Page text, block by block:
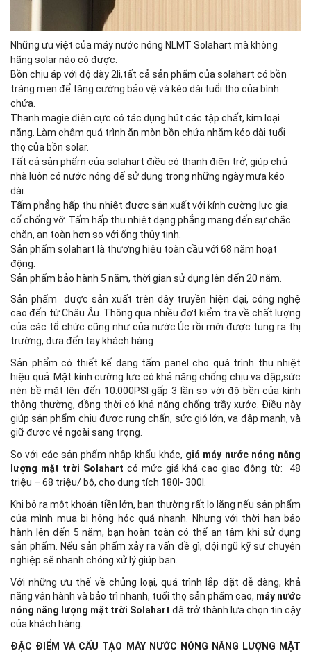
Những ưu việt của máy nước nóng NLMT Solahart mà không
hãng solar nào có được.
Bồn chịu áp với độ dày 2li,tất cả sản phẩm của solahart có bồn
tráng men để tăng cường bảo vệ và kéo dài tuổi thọ của bình
chứa.
Thanh magie điện cực có tác dụng hút các tập chất, kim loại
nặng. Làm chậm quá trình ăn mòn bồn chứa nhằm kéo dài tuổi
thọ của bồn solar.
Tất cả sản phẩm của solahart điều có thanh điện trở, giúp chủ
nhà luôn có nước nóng để sử dụng trong những ngày mưa kéo
dài.
Tấm phẳng hấp thu nhiệt được sản xuất với kính cường lực gia
cố chống vỡ. Tấm hấp thu nhiệt dạng phẳng mang đến sự chắc
chắn, an toàn hơn so với ống thủy tinh.
Sản phẩm solahart là thương hiệu toàn cầu với 68 năm hoạt
động.
Sản phẩm bảo hành 5 năm, thời gian sử dụng lên đến 20 năm.
Sản phẩm được sản xuất trên dây truyền hiện đại, công nghệ
cao đến từ Châu Âu. Thông qua nhiều đợt kiểm tra về chất lượng
của các tổ chức cũng như của nước Úc rồi mới được tung ra thị
trường, đưa đến tay khách hàng
Sản phẩm có thiết kế dạng tấm panel cho quá trình thu nhiệt
hiệu quả. Mặt kính cường lực có khả năng chống chịu va đập,sức
nén bề mặt lên đến 10.000PSI gấp 3 lần so với độ bền của kính
thông thường, đồng thời có khả năng chống trầy xước. Điều này
giúp sản phẩm chịu được rung chấn, sức gió lớn, va đập mạnh, và
giữ được vẻ ngoài sang trọng.
So với các sản phẩm nhập khẩu khác, giá máy nước nóng năng
lượng mặt trời Solahart có mức giá khá cao giao động từ: 48
triệu – 68 triệu/ bộ, cho dung tích 180l- 300l.
Khi bỏ ra một khoản tiền lớn, bạn thường rất lo lắng nếu sản phẩm
của mình mua bị hỏng hóc quá nhanh. Nhưng với thời hạn bảo
hành lên đến 5 năm, bạn hoàn toàn có thể an tâm khi sử dụng
sản phẩm. Nếu sản phẩm xảy ra vấn đề gì, đội ngũ kỹ sư chuyên
nghiệp sẽ nhanh chóng xử lý giúp bạn.
Với những ưu thế về chủng loại, quá trình lắp đặt dễ dàng, khả
năng vận hành và bảo trì nhanh, tuổi thọ sản phẩm cao, máy nước
nóng năng lượng mặt trời Solahart đã trở thành lựa chọn tin cậy
của khách hàng.
ĐẶC ĐIỂM VÀ CẤU TẠO MÁY NƯỚC NÓNG NĂNG LƯỢNG MẶT